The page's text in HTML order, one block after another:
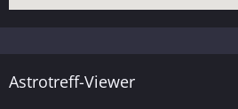
Astrotreff-Viewer